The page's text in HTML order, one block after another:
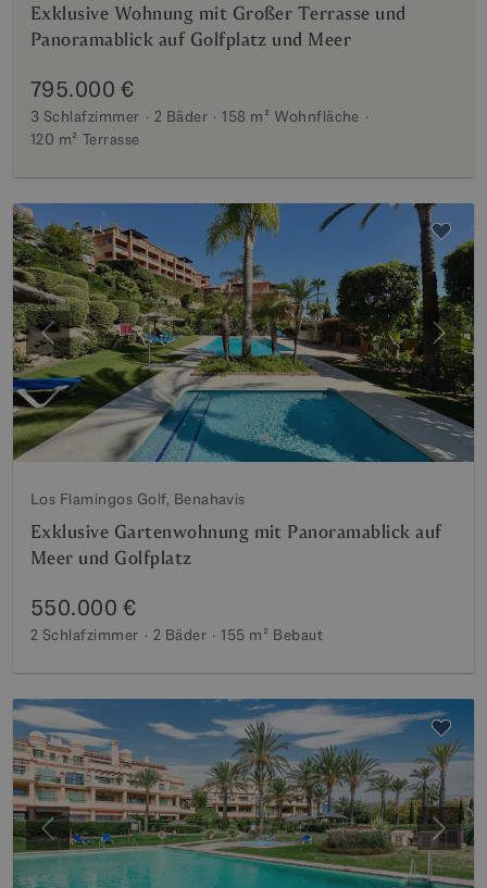
Exklusive Wohnung mit Großer Terrasse und
Panoramablick auf Golfplatz und Meer
795.000 €
3 Schlafzimmer 2 Bäder 158 m² Wohnfläche
120 m² Terrasse
Vorherige
Los Flamingos Golf, Benahavis
Exklusive Gartenwohnung mit Panoramablick auf
Meer und Golfplatz
550.000 €
2 Schlafzimmer 2 Bäder 155 m² Bebaut
Vorherige